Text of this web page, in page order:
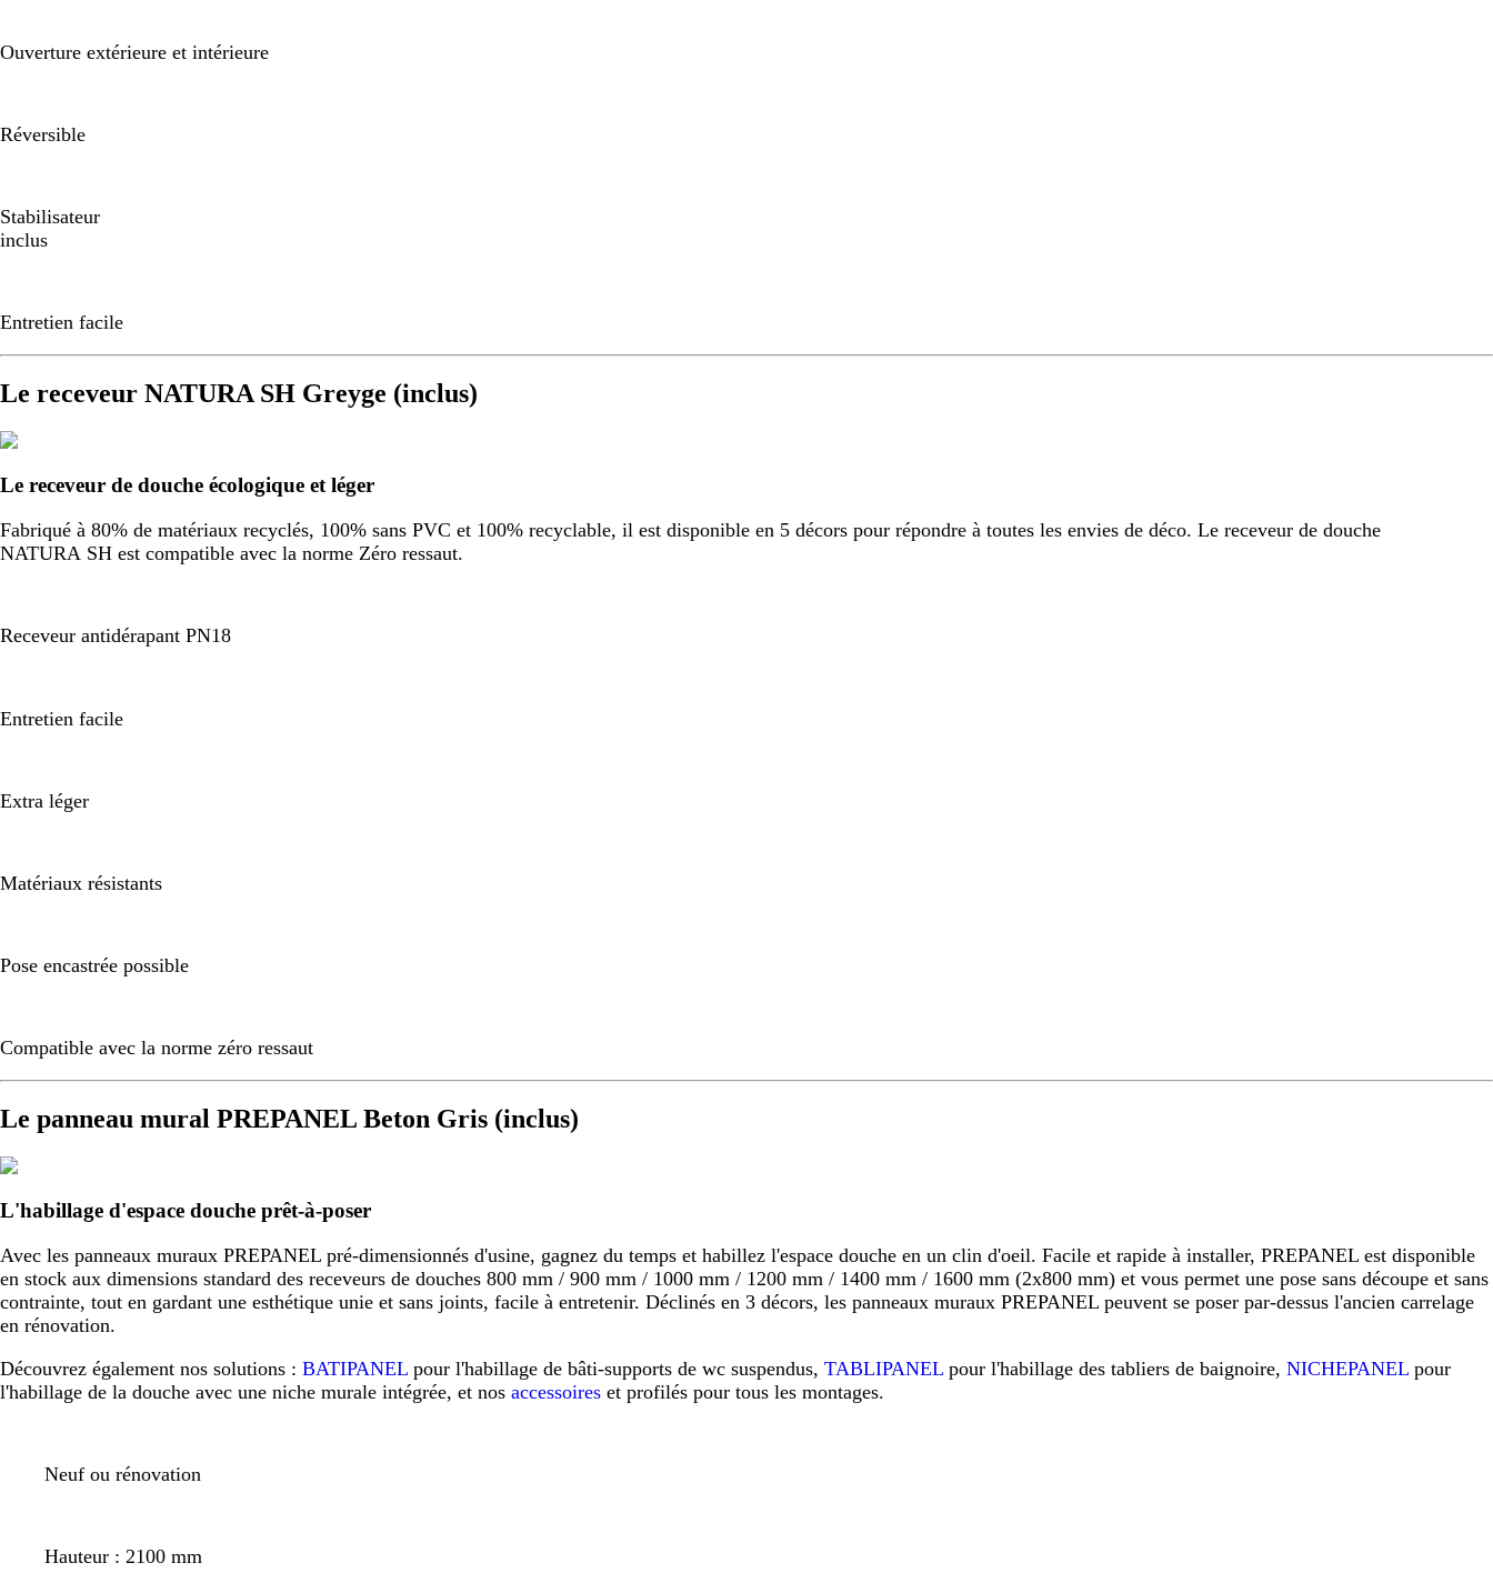
Ouverture extérieure et intérieure
Réversible
Stabilisateur
inclus
Entretien facile
Le receveur NATURA SH Greyge (inclus)
Le receveur de douche écologique et léger
Fabriqué à 80% de matériaux recyclés, 100% sans PVC et 100% recyclable, il est disponible en 5 décors pour répondre à toutes les envies de déco. Le receveur de douche
NATURA SH est compatible avec la norme Zéro ressaut.
Receveur antidérapant PN18
Entretien facile
Extra léger
Matériaux résistants
Pose encastrée possible
Compatible avec la norme zéro ressaut
Le panneau mural PREPANEL Beton Gris (inclus)
L'habillage d'espace douche prêt-à-poser
Avec les panneaux muraux PREPANEL pré-dimensionnés d'usine, gagnez du temps et habillez l'espace douche en un clin d'oeil. Facile et rapide à installer, PREPANEL est disponible
en stock aux dimensions standard des receveurs de douches 800 mm / 900 mm / 1000 mm / 1200 mm / 1400 mm / 1600 mm (2x800 mm) et vous permet une pose sans découpe et sans
contrainte, tout en gardant une esthétique unie et sans joints, facile à entretenir. Déclinés en 3 décors, les panneaux muraux PREPANEL peuvent se poser par-dessus l'ancien carrelage
en rénovation.
Découvrez également nos solutions : BATIPANEL pour l'habillage de bâti-supports de wc suspendus, TABLIPANEL pour l'habillage des tabliers de baignoire, NICHEPANEL pour
l'habillage de la douche avec une niche murale intégrée, et nos accessoires et profilés pour tous les montages.
Neuf ou rénovation
Hauteur : 2100 mm